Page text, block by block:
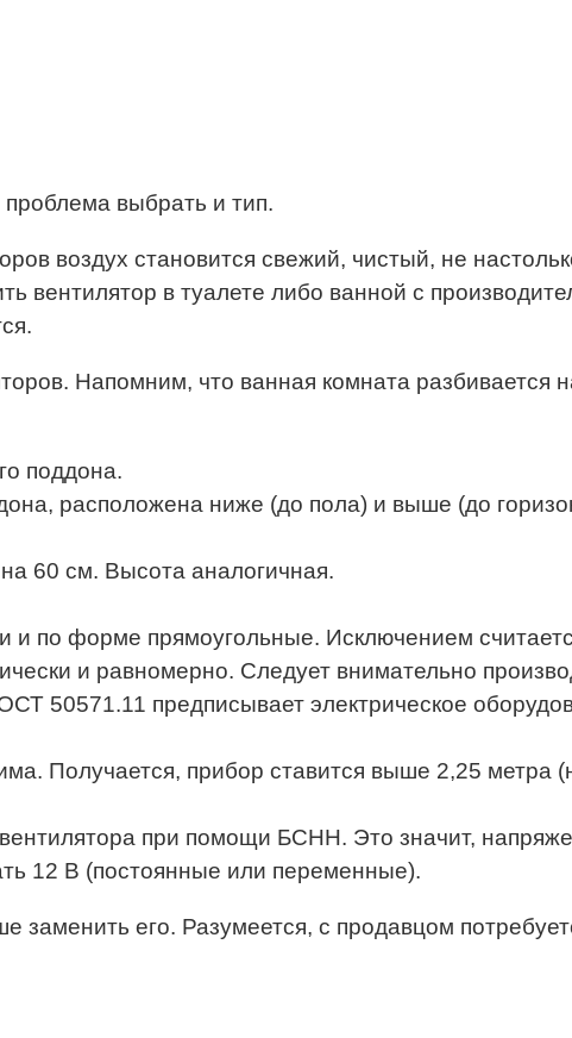
выбрать и тип.
воздух становится свежий, чистый, не
вентилятор в туалете либо ванной с
Напомним, что ванная комната разбивается
поддона.
расположена ниже (до пола) и выше (до
60 см. Высота аналогичная.
по форме прямоугольные. Исключением
и равномерно. Следует внимательно
50571.11 предписывает электрическое
Получается, прибор ставится выше 2,25 метра
при помощи БСНН. Это значит,
12 В (постоянные или переменные).
заменить его. Разумеется, с продавцом